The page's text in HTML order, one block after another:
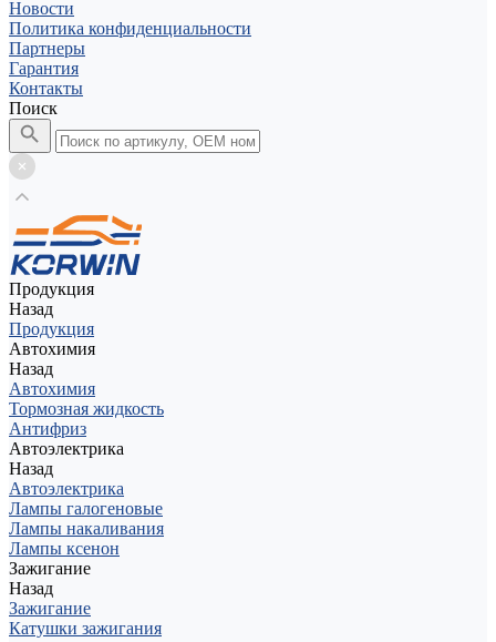
Новости
Политика конфиденциальности
Партнеры
Гарантия
Контакты
Поиск
Продукция
Назад
Продукция
Автохимия
Назад
Автохимия
Тормозная жидкость
Антифриз
Автоэлектрика
Назад
Автоэлектрика
Лампы галогеновые
Лампы накаливания
Лампы ксенон
Зажигание
Назад
Зажигание
Катушки зажигания